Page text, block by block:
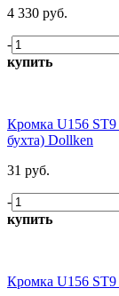
4 330 руб.
-
купить
Кромка U156
бухта) Dollken
31 руб.
-
купить
Кромка U156